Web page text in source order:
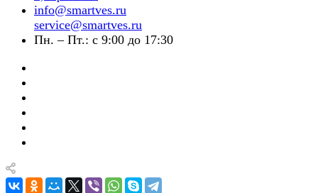
info@smartves.ru
service@smartves.ru
Пн. – Пт.: с 9:00 до 17:30